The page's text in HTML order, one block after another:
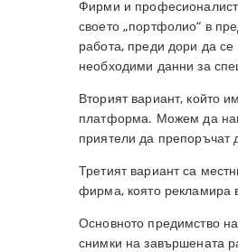
Фирми и
своето „портфолио“ в
работа, преди дори да
необходими данни за
Вторият вариант, който
платформа. Можем да
приятели да препоръчат
Третият вариант са
фирма, която рекламира
Основното предимство
снимки на завършената